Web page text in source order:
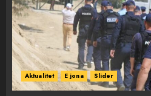
Aktualitet E jona Slider